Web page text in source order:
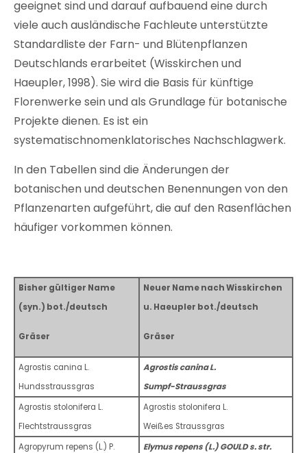
geeignet sind und darauf aufbauend eine durch
viele auch ausländische Fachleute unterstützte
Standardliste der Farn- und Blütenpflanzen
Deutschlands erarbeitet (Wisskirchen und
Haeupler, 1998). Sie wird die Basis für künftige
Florenwerke sein und als Grundlage für botanische
Projekte dienen. Es ist ein
systematischnomenklatorisches Nachschlagwerk.
In den Tabellen sind die Änderungen der
botanischen und deutschen Benennungen von den
Pflanzenarten aufgeführt, die auf den Rasenflächen
häufiger vorkommen können.
Bisher gültiger Name
(syn.) bot./deutsch
Gräser
Neuer Name nach Wisskirchen
u. Haeupler bot./deutsch
Gräser
Agrostis canina L.
Hundsstraussgras
Agrostis canina L.
Sumpf-Straussgras
Agrostis stolonifera L.
Flechtstraussgras
Agrostis stolonifera L.
Weißes Straussgras
Agropyrum repens (L.) P.
Elymus repens (L.) GOULD s. str.